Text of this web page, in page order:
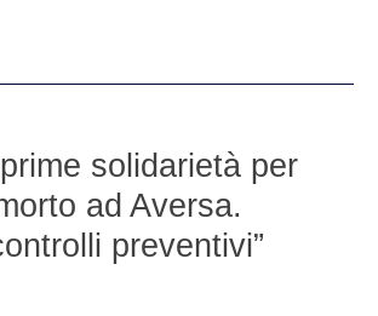
solidarietà per
ad Aversa.
preventivi”